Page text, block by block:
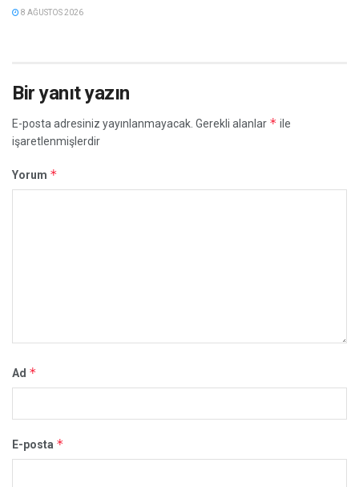
8 AĞUSTOS 2026
Bir yanıt yazın
E-posta adresiniz yayınlanmayacak. Gerekli alanlar * ile
işaretlenmişlerdir
Yorum *
Ad *
E-posta *